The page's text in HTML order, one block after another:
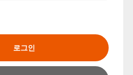
로그인